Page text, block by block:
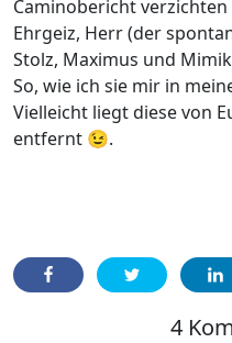
Caminobericht
Ehrgeiz, Herr (der
Stolz, Maximus und
So, wie ich sie mir in
Vielleicht liegt diese von
entfernt 😉.
4